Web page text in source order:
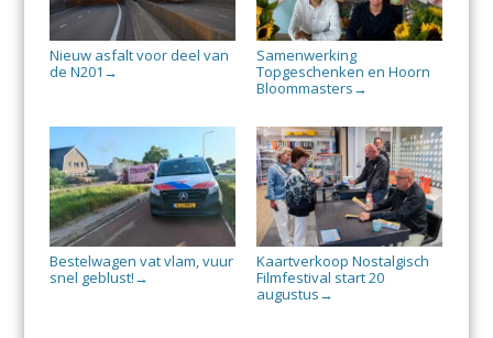
Nieuw asfalt voor deel van
de N201 →
Samenwerking
Topgeschenken en Hoorn
Bloommasters →
Bestelwagen vat vlam, vuur
snel geblust! →
Kaartverkoop Nostalgisch
Filmfestival start 20
augustus →